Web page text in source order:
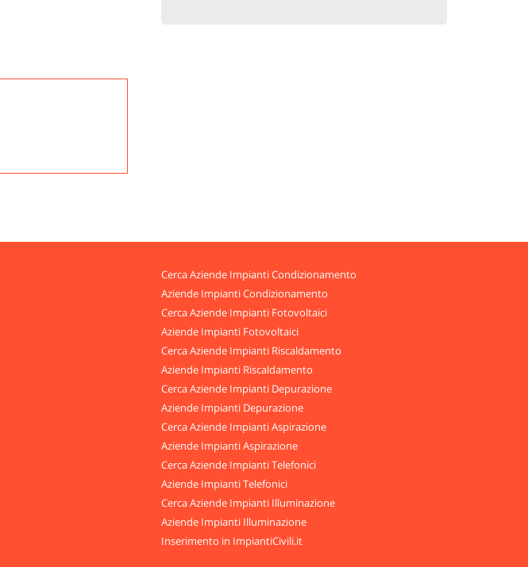
Cerca Aziende Impianti Condizionamento
Aziende Impianti Condizionamento
Cerca Aziende Impianti Fotovoltaici
Aziende Impianti Fotovoltaici
Cerca Aziende Impianti Riscaldamento
Aziende Impianti Riscaldamento
Cerca Aziende Impianti Depurazione
Aziende Impianti Depurazione
Cerca Aziende Impianti Aspirazione
Aziende Impianti Aspirazione
Cerca Aziende Impianti Telefonici
Aziende Impianti Telefonici
Cerca Aziende Impianti Illuminazione
Aziende Impianti Illuminazione
Inserimento in ImpiantiCivili.it